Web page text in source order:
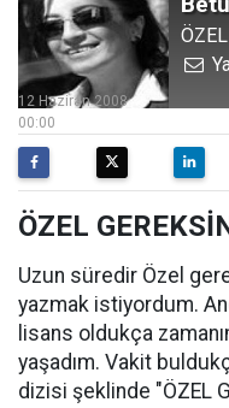
00:00
12 Haziran 2008
ÖZEL
Uzun süredir Özel
yazmak istiyordum.
lisans oldukça
yaşadım. Vakit
dizisi şeklinde "ÖZEL